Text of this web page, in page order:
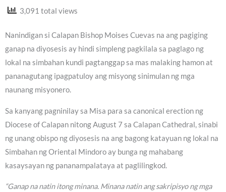
3,091 total views
Nanindigan si Calapan Bishop Moises Cuevas na ang pagiging
ganap na diyosesis ay hindi simpleng pagkilala sa paglago ng
lokal na simbahan kundi pagtanggap sa mas malaking hamon at
pananagutang ipagpatuloy ang misyong sinimulan ng mga
naunang misyonero.
Sa kanyang pagninilay sa Misa para sa canonical erection ng
Diocese of Calapan nitong August 7 sa Calapan Cathedral, sinabi
ng unang obispo ng diyosesis na ang bagong katayuan ng lokal na
Simbahan ng Oriental Mindoro ay bunga ng mahabang
kasaysayan ng pananampalataya at paglilingkod.
“Ganap na natin itong minana. Minana natin ang sakripisyo ng mga